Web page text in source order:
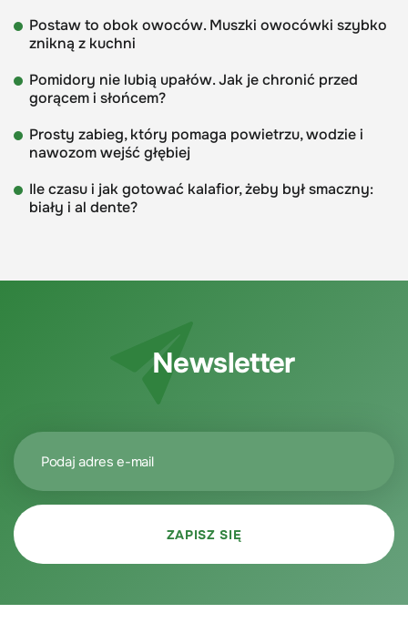
Postaw to obok owoców. Muszki owocówki szybko
znikną z kuchni
Pomidory nie lubią upałów. Jak je chronić przed
gorącem i słońcem?
Prosty zabieg, który pomaga powietrzu, wodzie i
nawozom wejść głębiej
Ile czasu i jak gotować kalafior, żeby był smaczny:
biały i al dente?
Newsletter